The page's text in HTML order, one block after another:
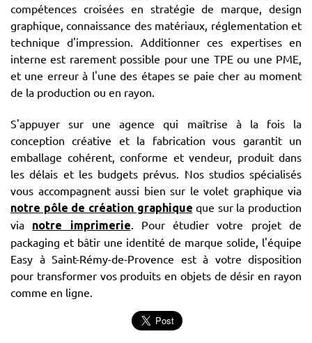
compétences croisées en stratégie de marque, design
graphique, connaissance des matériaux, réglementation et
technique d'impression. Additionner ces expertises en
interne est rarement possible pour une TPE ou une PME,
et une erreur à l'une des étapes se paie cher au moment
de la production ou en rayon.
S'appuyer sur une agence qui maîtrise à la fois la
conception créative et la fabrication vous garantit un
emballage cohérent, conforme et vendeur, produit dans
les délais et les budgets prévus. Nos studios spécialisés
vous accompagnent aussi bien sur le volet graphique via
notre pôle de création graphique que sur la production
via notre imprimerie. Pour étudier votre projet de
packaging et bâtir une identité de marque solide, l'équipe
Easy à Saint-Rémy-de-Provence est à votre disposition
pour transformer vos produits en objets de désir en rayon
comme en ligne.